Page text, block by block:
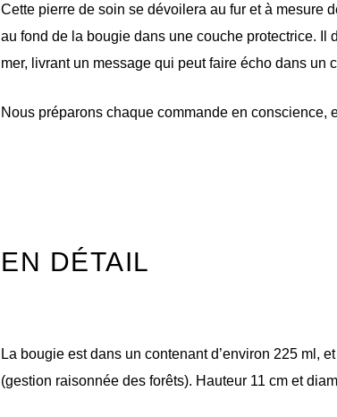
Cette pierre de soin se dévoilera au fur et à mesure
au fond de la bougie dans une couche protectrice.
mer, livrant un message qui peut faire écho dans un
Nous préparons chaque commande en conscience,
EN DÉTAIL
La bougie est dans un contenant d’environ 225 ml,
(gestion raisonnée des forêts). Hauteur 11 cm et